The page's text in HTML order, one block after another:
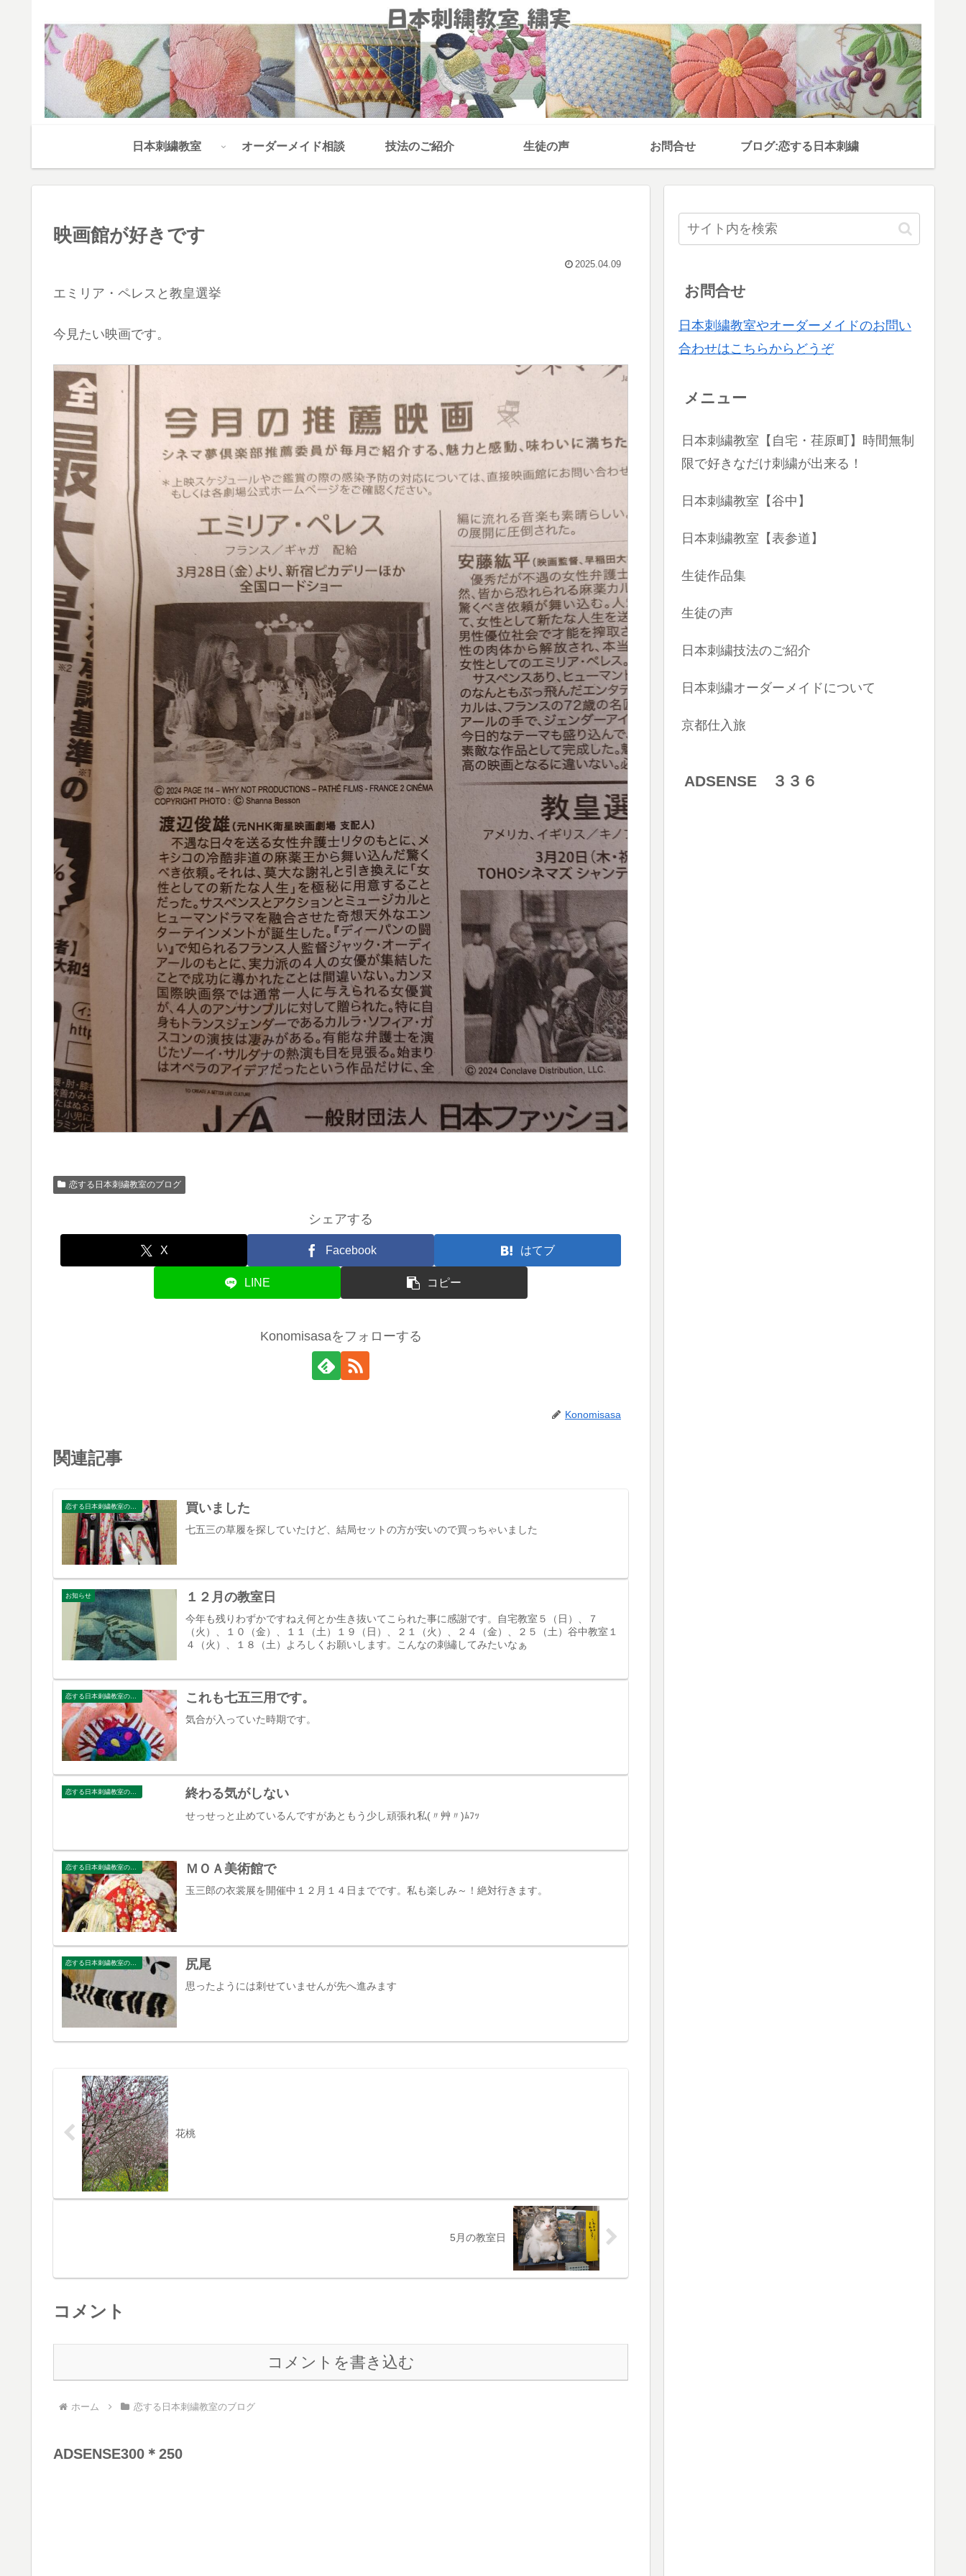
日本刺繍教室 オーダーメイド相談 技法のご紹介 生徒の声 お問合せ ブログ:恋する日本刺繍
映画館が好きです
2025.04.09
エミリア・ペレスと教皇選挙
今見たい映画です。
恋する日本刺繍教室のブログ
シェアする
X Facebook はてブ
LINE コピー
Konomisasaをフォローする
Konomisasa
関連記事
買いました
七五三の草履を探していたけど、結局セットの方が安いので買っちゃいました
お知らせ １２月の教室日
今年も残りわずかですねえ何とか生き抜いてこられた事に感謝です。自宅教室５（日）、７
（火）、１０（金）、１１（土）１９（日）、２１（火）、２４（金）、２５（土）谷中教室１
４（火）、１８（土）よろしくお願いします。こんなの刺繡してみたいなぁ
恋する日本刺繍教室のブログ これも七五三用です。
気合が入っていた時期です。
恋する日本刺繍教室のブログ 終わる気がしない
せっせっと止めているんですがあともう少し頑張れ私(〃艸〃)ﾑﾌｯ
恋する日本刺繍教室のブログ ＭＯＡ美術館で
玉三郎の衣裳展を開催中１２月１４日までです。私も楽しみ～！絶対行きます。
恋する日本刺繍教室のブログ 尻尾
思ったようには刺せていませんが先へ進みます
花桃
5月の教室日
コメント
コメントを書き込む
ホーム 恋する日本刺繍教室のブログ
ADSENSE300＊250
お問合せ
日本刺繍教室やオーダーメイドのお問い
合わせはこちらからどうぞ
メニュー
日本刺繍教室【自宅・荏原町】時間無制
限で好きなだけ刺繍が出来る！
日本刺繍教室【谷中】
日本刺繍教室【表参道】
生徒作品集
生徒の声
日本刺繍技法のご紹介
日本刺繍オーダーメイドについて
京都仕入旅
ADSENSE ３３６